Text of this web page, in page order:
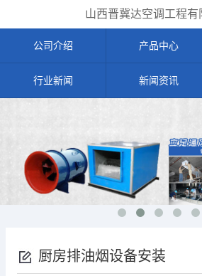
山西晋冀达空调工程有
公司介绍 产品中心
行业新闻 新闻资讯
厨房排油烟设备安装